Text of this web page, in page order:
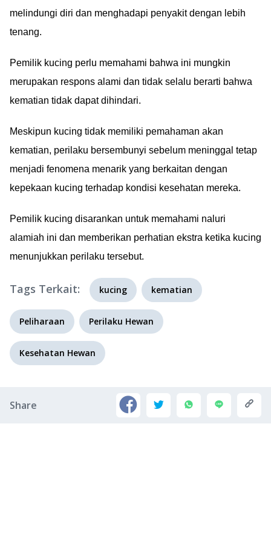
melindungi diri dan menghadapi penyakit dengan lebih
tenang.
Pemilik kucing perlu memahami bahwa ini mungkin
merupakan respons alami dan tidak selalu berarti bahwa
kematian tidak dapat dihindari.
Meskipun kucing tidak memiliki pemahaman akan
kematian, perilaku bersembunyi sebelum meninggal tetap
menjadi fenomena menarik yang berkaitan dengan
kepekaan kucing terhadap kondisi kesehatan mereka.
Pemilik kucing disarankan untuk memahami naluri
alamiah ini dan memberikan perhatian ekstra ketika kucing
menunjukkan perilaku tersebut.
Tags Terkait: kucing kematian
Peliharaan Perilaku Hewan
Kesehatan Hewan
Share